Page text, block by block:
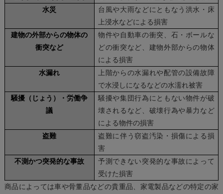
水災
台風や大雨などにともなう洪水・床
上浸水などによる損害
建物の外部からの物体の
衝突など
物件や自動車の衝突、石・ボールな
どの衝突など、建物外部からの物体
による損害
水漏れ
上階からの水漏れや配管の設備故障
で水浸しになるなどの水濡れ被害
騒擾（じょう）・労働争
議
騒擾や集団行為にともない物件が破
壊されるなど、破壊行為や暴力など
による物件の損害
盗難
盗難に伴う窃盗汚染・損傷による損
害
不測かつ突発的な事故
予測できない突発的な事故によって
受けた損害
商品によっては車や骨董品などの貴重品、家電製品などの特定の家